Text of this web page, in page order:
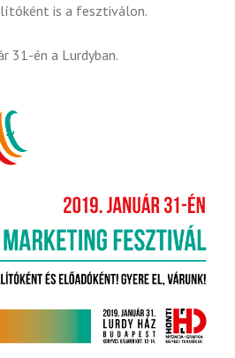
is a fesztiválon.
31-én a Lurdyban.